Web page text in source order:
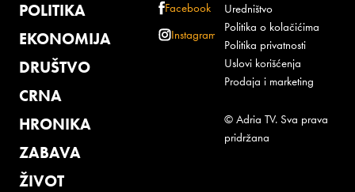
POLITIKA
EKONOMIJA
DRUŠTVO
CRNA
HRONIKA
ZABAVA
ŽIVOT
Facebook
Instagram
Uredništvo
Politika o kolačićima
Politika privatnosti
Uslovi korišćenja
Prodaja i marketing
© Adria TV. Sva prava
pridržana